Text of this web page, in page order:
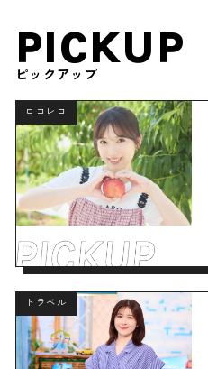
PICKUP
ピックアップ
ロコレコ
トラベル